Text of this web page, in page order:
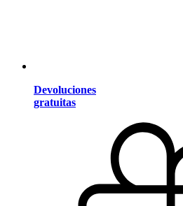
Devoluciones
gratuitas